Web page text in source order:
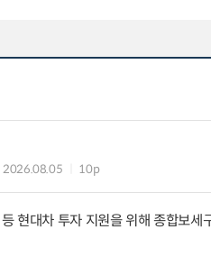
2026.08.05 10p
현대차 투자 지원을 위해 종합보세